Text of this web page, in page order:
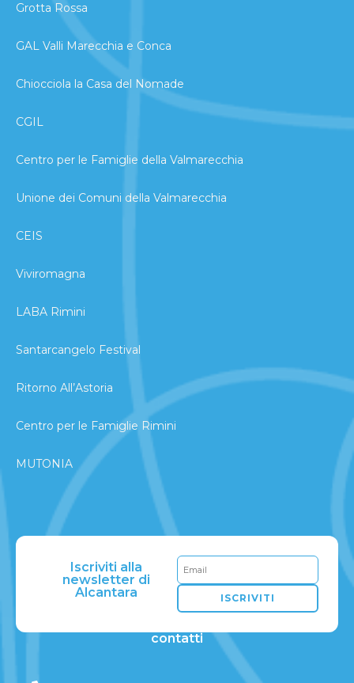
Grotta Rossa
GAL Valli Marecchia e Conca
Chiocciola la Casa del Nomade
CGIL
Centro per le Famiglie della Valmarecchia
Unione dei Comuni della Valmarecchia
CEIS
Viviromagna
LABA Rimini
Santarcangelo Festival
Ritorno All’Astoria
Centro per le Famiglie Rimini
MUTONIA
Iscriviti alla
newsletter di
Alcantara
ISCRIVITI
contatti